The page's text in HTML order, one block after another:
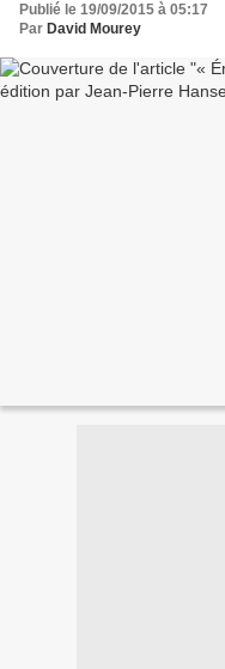
Publié le 19/09/2015 à 05:17
Par David Mourey